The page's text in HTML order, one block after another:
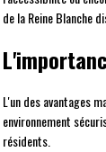
de la Reine Blanche
L'un des avantages
environnement
résidents.